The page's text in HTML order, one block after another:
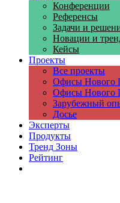
Конференции
Референсы
Задачи и
Новации и
Кейсы
Проекты
Все проекты
Офисы Нового
Офисы Нового
Зарубежный
Досье
Эксперты
Продукты
Тренд Зоны
Рейтинг